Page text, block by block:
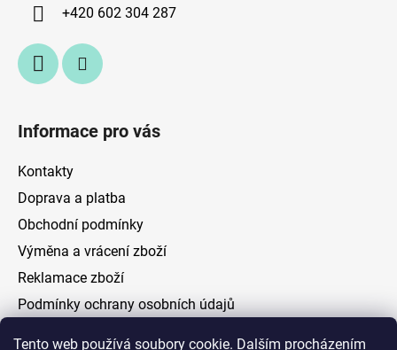
Tento web používá soubory cookie. Dalším procházením
+420 602 304 287
Informace pro vás
Kontakty
Doprava a platba
Obchodní podmínky
Výměna a vrácení zboží
Reklamace zboží
Podmínky ochrany osobních údajů